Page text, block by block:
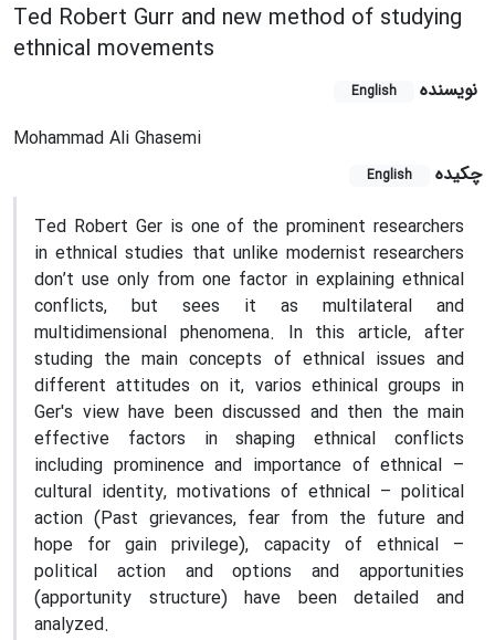
Ted Robert Gurr and new method of studying
ethnical movements
نویسنده English
Mohammad Ali Ghasemi
چکیده
English
Ted Robert Ger is one of the prominent researchers
in ethnical studies that unlike modernist researchers
don’t use only from one factor in explaining ethnical
conflicts, but sees it as multilateral and
multidimensional phenomena. In this article, after
studing the main concepts of ethnical issues and
different attitudes on it, varios ethinical groups in
Ger's view have been discussed and then the main
effective factors in shaping ethnical conflicts
including prominence and importance of ethnical –
cultural identity, motivations of ethnical – political
action (Past grievances, fear from the future and
hope for gain privilege), capacity of ethnical –
political action and options and apportunities
(apportunity structure) have been detailed and
analyzed.